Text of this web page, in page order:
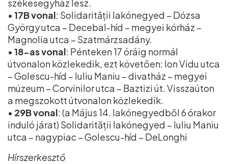
székesegyház lesz.
• 17B vonal: Solidarității lakónegyed – Dózsa
György utca – Decebal-híd – megyei kórház –
Magnolia utca – Szatmárzsadány.
• 18-as vonal: Pénteken 17 óráig normál
útvonalon közlekedik, ezt követően: Ion Vidu utca
– Golescu-híd – Iuliu Maniu – divatház – megyei
múzeum – Corvinilor utca – Baztizi út. Visszaúton
a megszokott útvonalon közlekedik.
• 29B vonal: (a Május 14. lakónegyedből 6 órakor
induló járat) Solidarității lakónegyed – Iuliu Maniu
utca – nagypiac – Golescu-híd – DeLonghi
Hírszerkesztő